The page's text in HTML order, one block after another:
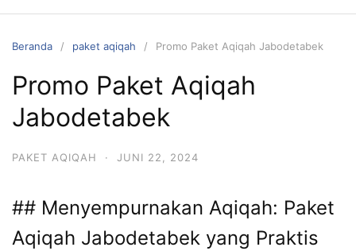
Beranda paket aqiqah Promo Paket Aqiqah Jabodetabek
Promo Paket Aqiqah
Jabodetabek
PAKET AQIQAH · JUNI 22, 2024
## Menyempurnakan Aqiqah: Paket
Aqiqah Jabodetabek yang Praktis